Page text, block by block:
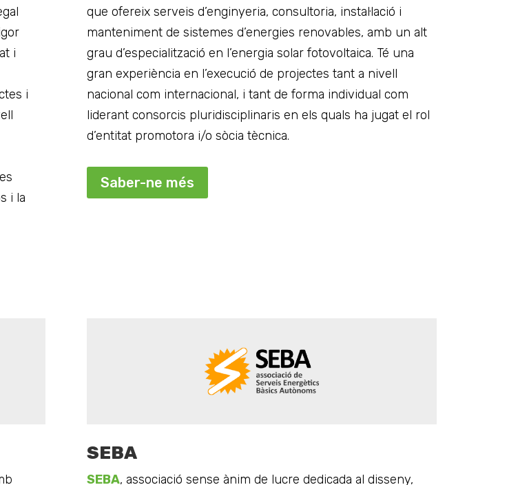
i
i
i la
que ofereix serveis d’enginyeria, consultoria, instal·lació i
manteniment de sistemes d’energies renovables, amb un alt
grau d’especialització en l’energia solar fotovoltaica. Té una
gran experiència en l’execució de projectes tant a nivell
nacional com internacional, i tant de forma individual com
liderant consorcis pluridisciplinaris en els quals ha jugat el rol
d’entitat promotora i/o sòcia tècnica.
Saber-ne més
SEBA
SEBA, associació sense ànim de lucre dedicada al disseny,